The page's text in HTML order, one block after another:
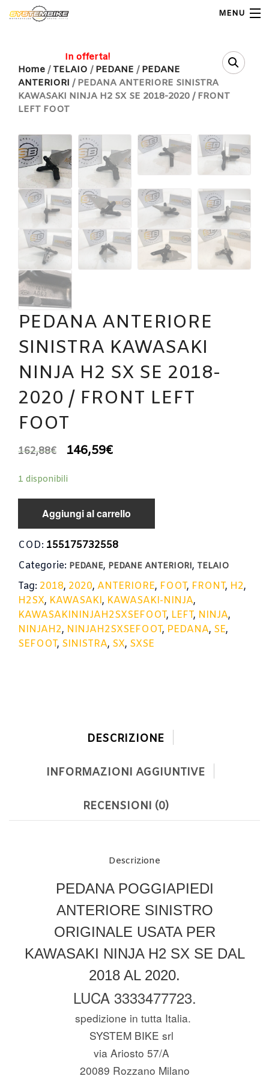
MENU
Home
Shop Moto
Shop Ricambi
Note Generali
Carrello
Contatti
Home / TELAIO / PEDANE / PEDANE
ANTERIORI / PEDANA ANTERIORE SINISTRA
KAWASAKI NINJA H2 SX SE 2018-2020 / FRONT
LEFT FOOT
In offerta!
PEDANA ANTERIORE
SINISTRA KAWASAKI
NINJA H2 SX SE 2018-
2020 / FRONT LEFT
FOOT
162,88€ 146,59€
1 disponibili
Aggiungi al carrello
COD: 155175732558
Categorie: PEDANE, PEDANE ANTERIORI, TELAIO
Tag: 2018, 2020, ANTERIORE, FOOT, FRONT, H2,
H2SX, KAWASAKI, KAWASAKI-NINJA,
KAWASAKININJAH2SXSEFOOT, LEFT, NINJA,
NINJAH2, NINJAH2SXSEFOOT, PEDANA, SE,
SEFOOT, SINISTRA, SX, SXSE
DESCRIZIONE
INFORMAZIONI AGGIUNTIVE
RECENSIONI (0)
Descrizione
PEDANA POGGIAPIEDI
ANTERIORE SINISTRO
ORIGINALE USATA PER
KAWASAKI NINJA H2 SX SE DAL
2018 AL 2020.
LUCA 3333477723.
spedizione in tutta Italia.
SYSTEM BIKE srl
via Ariosto 57/A
20089 Rozzano Milano